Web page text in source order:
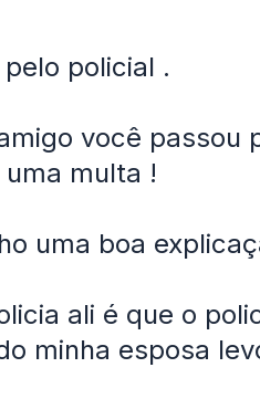
policial .
você passou
multa !
uma boa
ali é que o
minha esposa